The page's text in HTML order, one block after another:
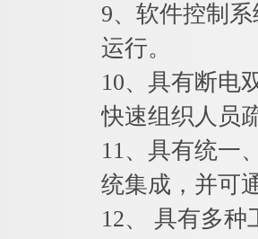
9、软件控制
运行。
10、具有断电
快速组织人员
11、具有统一
统集成，并可
12、 具有多